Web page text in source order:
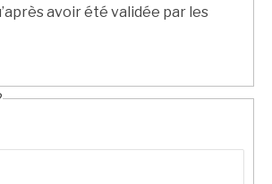
avoir été validée par les